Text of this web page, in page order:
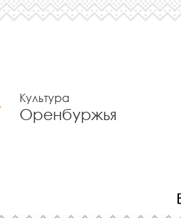
Культура
Оренбуржья